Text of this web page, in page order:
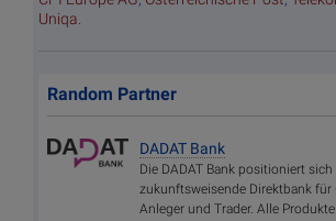
Uniqa
Random Partner
DADAT Bank
Die DADAT Bank positioniert
zukunftsweisende Direktbank für
Anleger und Trader. Alle